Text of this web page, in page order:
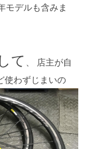
モデルも含みま
て 、
店主が自
使わずじまいの